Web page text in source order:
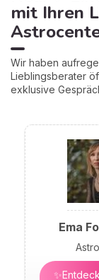
mit Ihren
Wir haben
Lieblingsberater
exklusive
Ema